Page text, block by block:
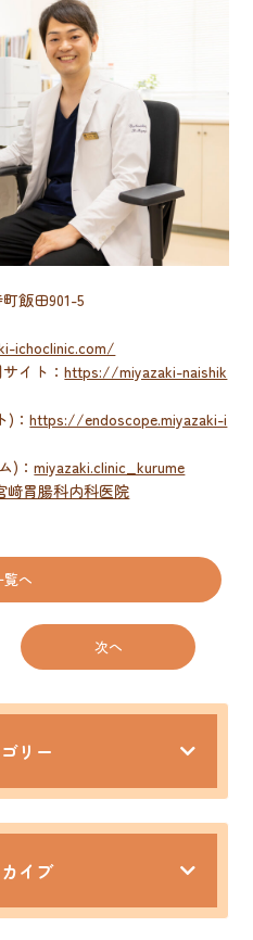
飯田901-5
ichoclinic.com/
イト：https://miyazaki-naishik
)：https://endoscope.miyazaki-i
)：miyazaki.clinic_kurume
﨑胃腸科内科医院
覧へ
次へ
リー
イブ